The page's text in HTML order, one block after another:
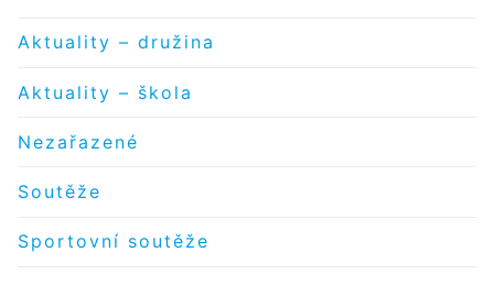
Aktuality – družina
Aktuality – škola
Nezařazené
Soutěže
Sportovní soutěže